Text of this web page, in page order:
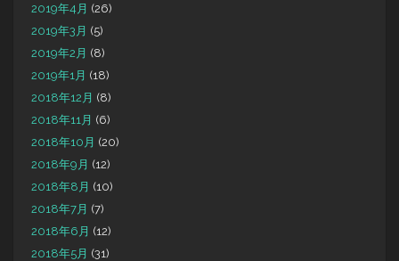
2019年4月 (26)
2019年3月 (5)
2019年2月 (8)
2019年1月 (18)
2018年12月 (8)
2018年11月 (6)
2018年10月 (20)
2018年9月 (12)
2018年8月 (10)
2018年7月 (7)
2018年6月 (12)
2018年5月 (31)